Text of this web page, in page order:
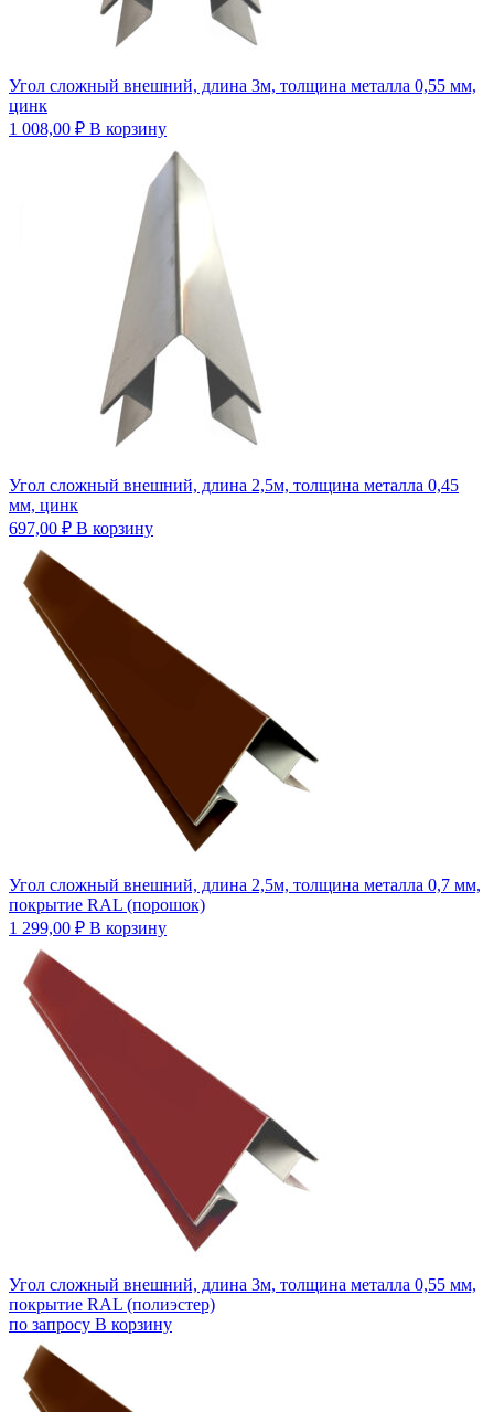
Угол сложный внешний, длина 3м, толщина металла 0,55 мм,
цинк
1 008,00 ₽ В корзину
Угол сложный внешний, длина 2,5м, толщина металла 0,45
мм, цинк
697,00 ₽ В корзину
Угол сложный внешний, длина 2,5м, толщина металла 0,7 мм,
покрытие RAL (порошок)
1 299,00 ₽ В корзину
Угол сложный внешний, длина 3м, толщина металла 0,55 мм,
покрытие RAL (полиэстер)
по запросу В корзину